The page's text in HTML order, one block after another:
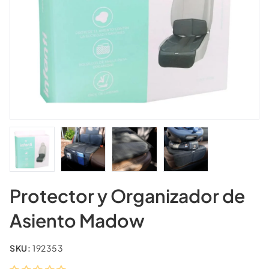
Protector y Organizador de
Asiento Madow
SKU: 192353